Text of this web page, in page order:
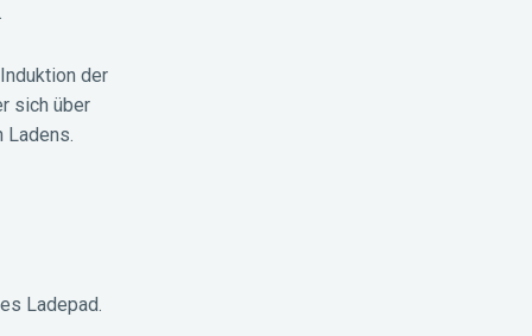
der
sich über
Ladens.
Ladepad.